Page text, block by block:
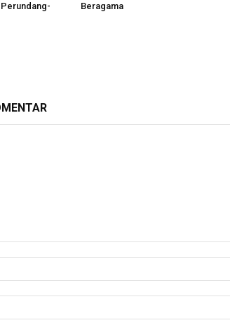
Beragama